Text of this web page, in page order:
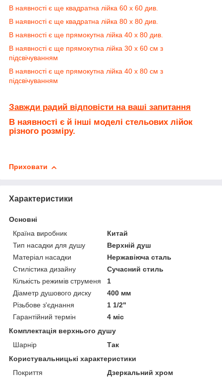
В наявності є ще квадратна лійка 60 х 60 див.
В наявності є ще квадратна лійка 80 х 80 див.
В наявності є ще прямокутна лійка 40 х 80 див.
В наявності є ще прямокутна лійка 30 х 60 см з
підсвічуванням
В наявності є ще прямокутна лійка 40 х 80 см з
підсвічуванням
Завжди радий відповісти на ваші запитання
В наявності є й інші моделі стельових лійок
різного розміру.
Приховати
Характеристики
Основні
Країна виробник
Китай
Тип насадки для душу
Верхній душ
Матеріал насадки
Нержавіюча сталь
Стилістика дизайну
Сучасний стиль
Кількість режимів струменя
1
Діаметр душового диску
400 мм
Різьбове з'єднання
1 1/2"
Гарантійний термін
4 міс
Комплектація верхнього душу
Шарнір
Так
Користувальницькі характеристики
Покриття
Дзеркальний хром